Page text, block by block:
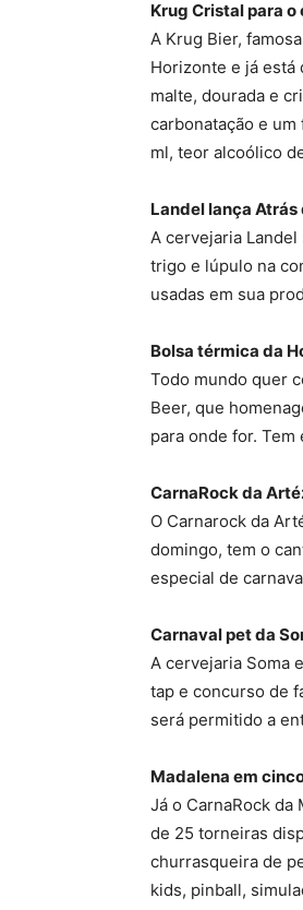
Krug Cristal para o
A Krug Bier,
Horizonte e já está
malte, dourada e
carbonatação e
ml, teor alcoólico
Landel lança Atrás
A cervejaria
trigo e lúpulo na
usadas em sua
Bolsa térmica da
Todo mundo quer
Beer, que
para onde for.
CarnaRock da
O Carnarock da
domingo, tem o
especial de
Carnaval pet da
A cervejaria Soma
tap e concurso de
será permitido a
Madalena em
Já o CarnaRock
de 25 torneiras
churrasqueira de
kids, pinball,